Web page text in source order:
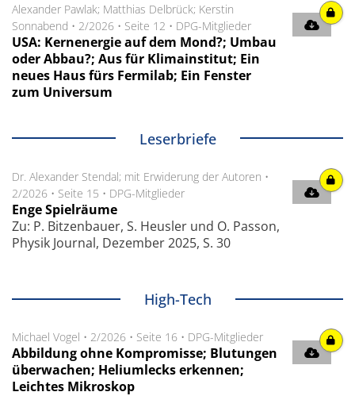
Alexander Pawlak; Matthias Delbrück; Kerstin
Sonnabend • 2/2026 • Seite 12 • DPG-Mitglieder
USA: Kernenergie auf dem Mond?; Umbau
oder Abbau?; Aus für ­Klimainstitut; Ein
neues Haus fürs Fermilab; Ein Fenster
zum Universum
Leserbriefe
Dr. Alexander Stendal; mit Erwiderung der Autoren •
2/2026 • Seite 15 • DPG-Mitglieder
Enge Spielräume
Zu: P. Bitzenbauer, S. Heusler und O. Passon,
Physik Journal, Dezember 2025, S. 30
High-Tech
Michael Vogel • 2/2026 • Seite 16 • DPG-Mitglieder
Abbildung ohne ­Kompromisse; Blutungen
überwachen; Heliumlecks erkennen;
Leichtes Mikroskop